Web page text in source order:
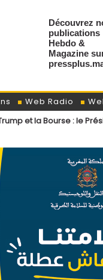
Découvrez
publications
Hebdo &
Magazine
Web Radio
: le Président peut-